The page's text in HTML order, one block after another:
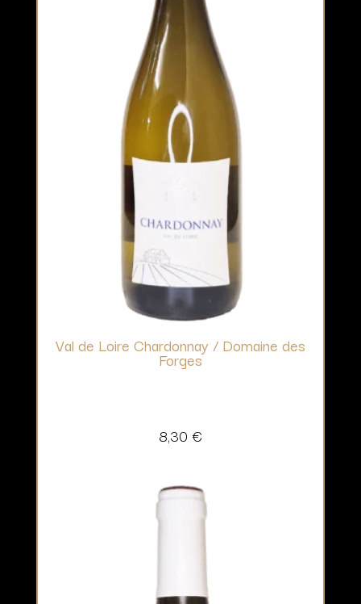
Val de Loire Chardonnay / Domaine des
Forges
8,30 €